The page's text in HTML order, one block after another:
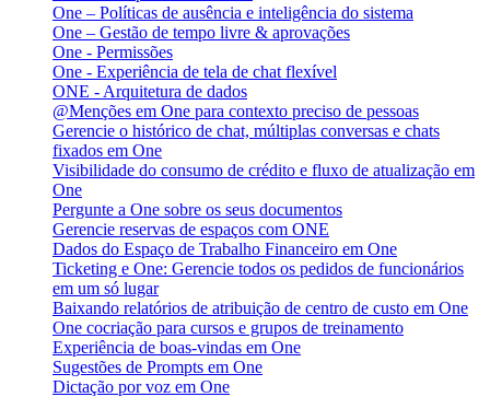
One – Políticas de ausência e inteligência do sistema
One – Gestão de tempo livre & aprovações
One - Permissões
One - Experiência de tela de chat flexível
ONE - Arquitetura de dados
@Menções em One para contexto preciso de pessoas
Gerencie o histórico de chat, múltiplas conversas e chats
fixados em One
Visibilidade do consumo de crédito e fluxo de atualização em
One
Pergunte a One sobre os seus documentos
Gerencie reservas de espaços com ONE
Dados do Espaço de Trabalho Financeiro em One
Ticketing e One: Gerencie todos os pedidos de funcionários
em um só lugar
Baixando relatórios de atribuição de centro de custo em One
One cocriação para cursos e grupos de treinamento
Experiência de boas-vindas em One
Sugestões de Prompts em One
Dictação por voz em One